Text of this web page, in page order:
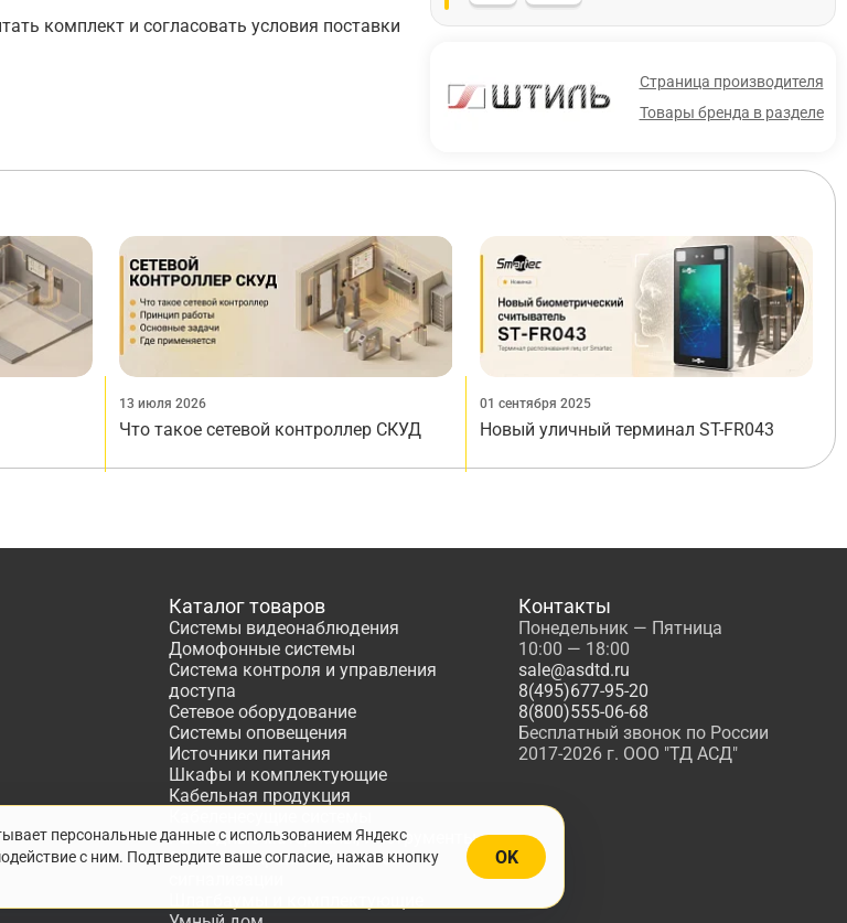
комплект и согласовать условия поставки
Страница производителя
Товары бренда в разделе
13 июля 2026
Что такое сетевой контроллер СКУД
01 сентября 2025
Новый уличный терминал ST-FR043
Каталог товаров
Системы видеонаблюдения
Домофонные системы
Система контроля и управления
доступа
Сетевое оборудование
Системы оповещения
Источники питания
Шкафы и комплектующие
Кабельная продукция
Расходные материалы, Инструменты
Системы охранно-пожарной
Контакты
Понедельник — Пятница
10:00 — 18:00
sale@asdtd.ru
8(495)677-95-20
8(800)555-06-68
Бесплатный звонок по России
2017-2026 г. ООО "ТД АСД"
персональные данные с использованием Яндекс
с ним. Подтвердите ваше согласие, нажав кнопку
OK